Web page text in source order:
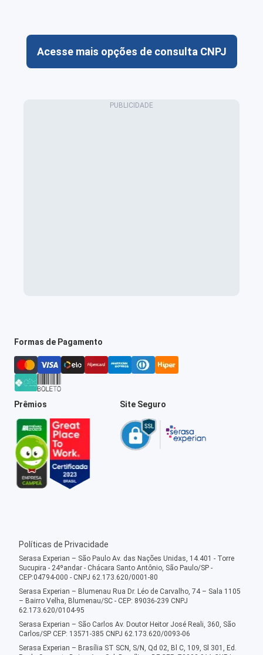
Acesse mais opções de consulta CNPJ
Formas de Pagamento
Prêmios Site Seguro
Políticas de Privacidade
Serasa Experian – São Paulo Av. das Nações Unidas, 14.401 - Torre
Sucupira - 24ºandar - Chácara Santo Antônio, São Paulo/SP -
CEP:04794-000 - CNPJ 62.173.620/0001-80
Serasa Experian – Blumenau Rua Dr. Léo de Carvalho, 74 – Sala 1105
– Bairro Velha, Blumenau/SC - CEP: 89036-239 CNPJ
62.173.620/0104-95
Serasa Experian – São Carlos Av. Doutor Heitor José Reali, 360, São
Carlos/SP CEP: 13571-385 CNPJ 62.173.620/0093-06
Serasa Experian – Brasília ST SCN, S/N, Qd 02, Bl C, 109, Sl 301, Ed.